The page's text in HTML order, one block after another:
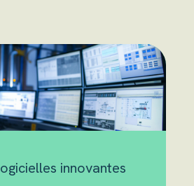
innovantes